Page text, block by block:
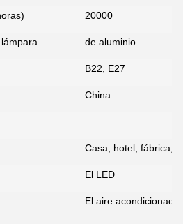
20000
de aluminio
B22, E27
China.
Casa, hotel, fábrica,
El LED
El aire acondicionado